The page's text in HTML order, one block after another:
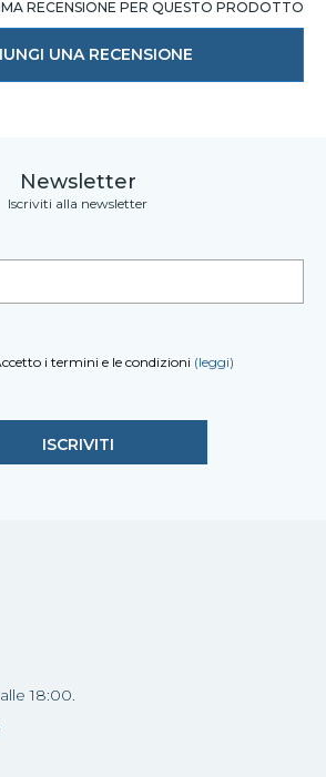
RECENSIONE PER QUESTO PRODOTTO
UNA RECENSIONE
Newsletter
Iscriviti alla newsletter
i termini e le condizioni (leggi)
18:00.